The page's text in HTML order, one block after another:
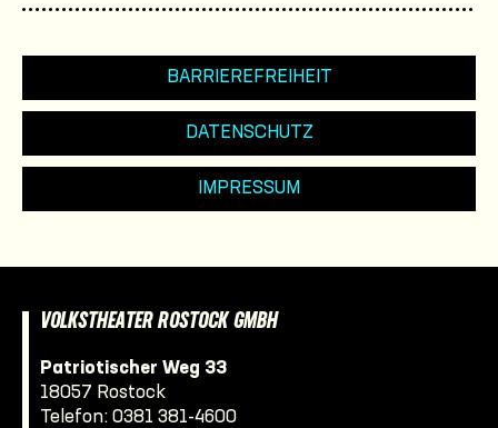
BARRIEREFREIHEIT
DATENSCHUTZ
IMPRESSUM
VOLKSTHEATER ROSTOCK GMBH
Patriotischer Weg 33
18057 Rostock
Telefon: 0381 381-4600